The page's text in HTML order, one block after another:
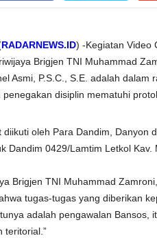
RADARNEWS.ID) -Kegiatan Video
Brigjen TNI Muhammad
Asmi, P.S.C., S.E. adalah
penegakan disiplin mematuhi
diikuti oleh Para Dandim, Danyon
Dandim 0429/Lamtim Letkol Kav.
Brigjen TNI Muhammad
tugas-tugas yang diberikan
adalah pengawalan Bansos,
teritorial.”